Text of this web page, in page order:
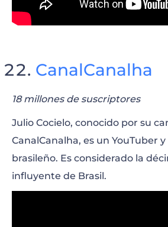
CanalCanalha
18 millones de suscriptores
Julio Cocielo, conocido por su
CanalCanalha, es un YouTuber
brasileño. Es considerado la
influyente de Brasil.